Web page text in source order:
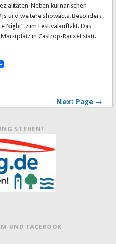
Neben kulinarischen
und weitere Showacts. Besonders
Night“ zum Festivalauftakt. Das
in Castrop-Rauxel statt.
Next Page →
STEHEN!
UND FACEBOOK